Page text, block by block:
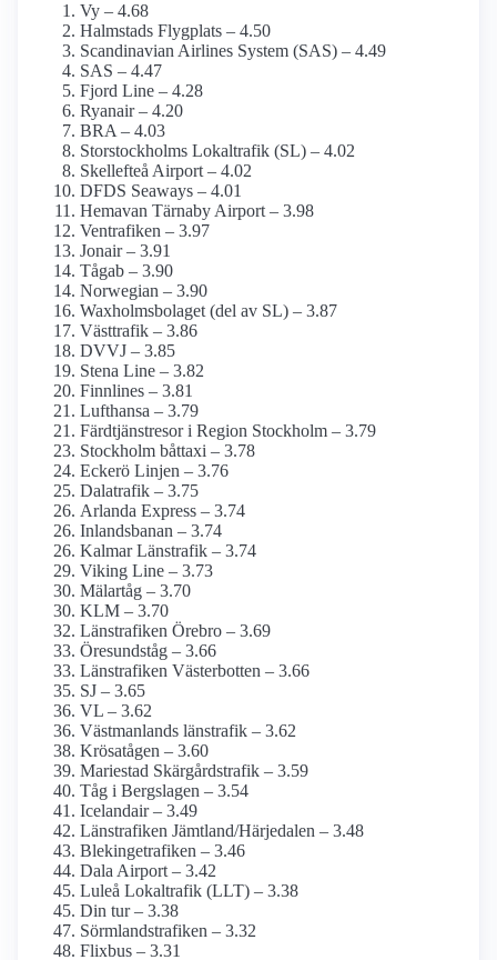
Vy – 4.68
Halmstads Flygplats – 4.50
Scandinavian Airlines System (SAS) – 4.49
SAS – 4.47
Fjord Line – 4.28
Ryanair – 4.20
BRA – 4.03
Storstockholms Lokaltrafik (SL) – 4.02
Skellefteå Airport – 4.02
DFDS Seaways – 4.01
Hemavan Tärnaby Airport – 3.98
Ventrafiken – 3.97
Jonair – 3.91
Tågab – 3.90
Norwegian – 3.90
Waxholms­bolaget (del av SL) – 3.87
Västtrafik – 3.86
DVVJ – 3.85
Stena Line – 3.82
Finnlines – 3.81
Lufthansa – 3.79
Färdtjänstresor i Region Stockholm – 3.79
Stockholm båttaxi – 3.78
Eckerö Linjen – 3.76
Dalatrafik – 3.75
Arlanda Express – 3.74
Inlandsbanan – 3.74
Kalmar Länstrafik – 3.74
Viking Line – 3.73
Mälartåg – 3.70
KLM – 3.70
Länstrafiken Örebro – 3.69
Öresundståg – 3.66
Länstrafiken Västerbotten – 3.66
SJ – 3.65
VL – 3.62
Västmanlands länstrafik – 3.62
Krösatågen – 3.60
Mariestad Skärgårdstrafik – 3.59
Tåg i Bergslagen – 3.54
Icelandair – 3.49
Länstrafiken Jämtland/Härjedalen – 3.48
Blekingetrafiken – 3.46
Dala Airport – 3.42
Luleå Lokaltrafik (LLT) – 3.38
Din tur – 3.38
Sörmlandstrafiken – 3.32
Flixbus – 3.31